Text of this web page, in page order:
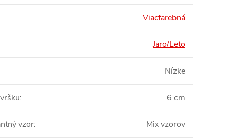
Viacfarebná
Jaro/Leto
Nízke
: 6 cm
vzor: Mix vzorov